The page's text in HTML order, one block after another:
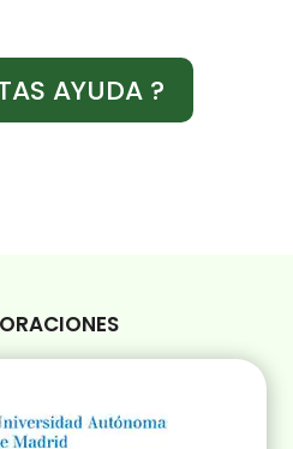
AYUDA ?